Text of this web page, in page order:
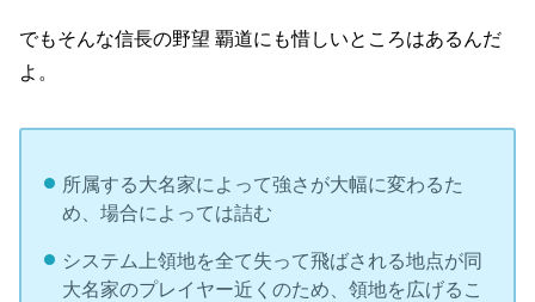
でもそんな信長の野望 覇道にも惜しいところはあるんだ
よ。
所属する大名家によって強さが大幅に変わるた
め、場合によっては詰む
システム上領地を全て失って飛ばされる地点が同
大名家のプレイヤー近くのため、領地を広げるこ